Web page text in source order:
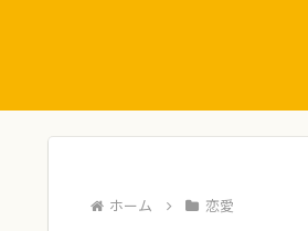
ホーム 恋愛